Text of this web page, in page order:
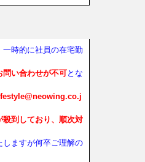
一時的に社員の在宅勤
問い合わせが不可とな
到しており、順次対
しますが何卒ご理解の